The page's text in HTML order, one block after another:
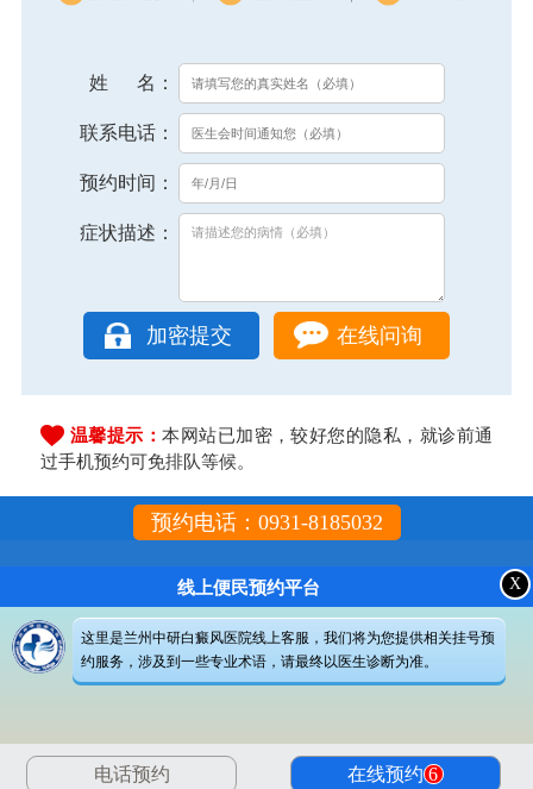
姓 名：
联系电话：
预约时间：
症状描述：
在线问询
温馨提示：本网站已加密，较好您的隐私，就诊前通
过手机预约可免排队等候。
预约电话：0931-8185032
线上便民预约平台 X
这里是兰州中研白癜风医院线上客服，我们将为您提供相关挂号预
约服务，涉及到一些专业术语，请最终以医生诊断为准。
电话预约 在线预约